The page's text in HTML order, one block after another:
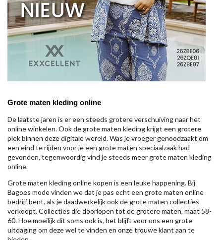
Grote maten kleding online
De laatste jaren is er een steeds grotere verschuiving naar het
online winkelen. Ook de grote maten kleding krijgt een grotere
plek binnen deze digitale wereld. Was je vroeger genoodzaakt om
een eind te rijden voor je een grote maten speciaalzaak had
gevonden, tegenwoordig vind je steeds meer grote maten kleding
online.
Grote maten kleding online kopen is een leuke happening. Bij
Bagoes mode vinden we dat je pas echt een grote maten online
bedrijf bent, als je daadwerkelijk ook de grote maten collecties
verkoopt. Collecties die doorlopen tot de grotere maten, maat 58-
60. Hoe moeilijk dit soms ook is, het blijft voor ons een grote
uitdaging om deze wel te vinden en onze trouwe klant aan te